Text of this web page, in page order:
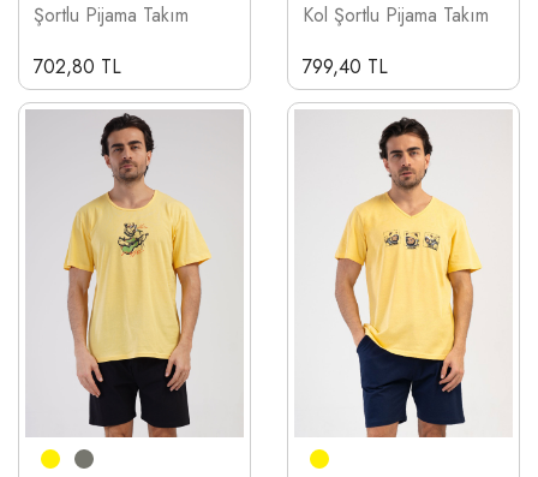
Şortlu Pijama Takım
702,80 TL
Kol Şortlu Pijama Takım
799,40 TL